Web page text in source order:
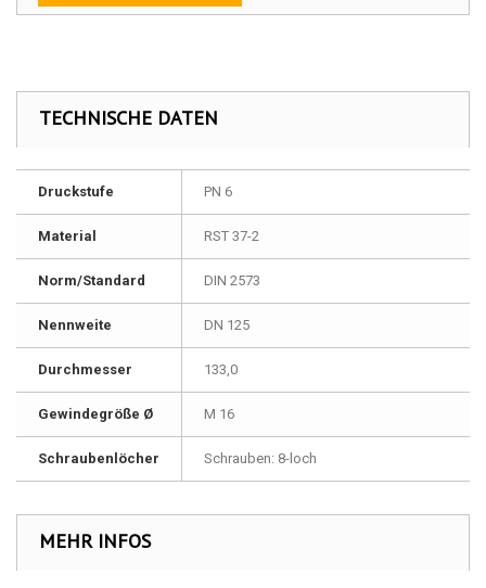
TECHNISCHE DATEN
Druckstufe PN 6
Material RST 37-2
Norm/Standard DIN 2573
Nennweite DN 125
Durchmesser 133,0
Gewindegröße Ø M 16
Schraubenlöcher Schrauben: 8-loch
MEHR INFOS